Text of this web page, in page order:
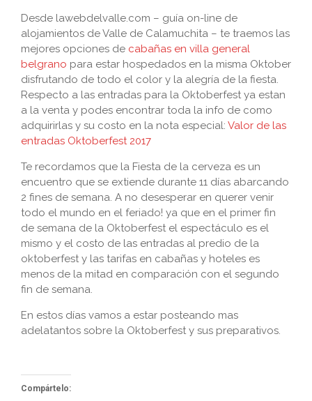
Desde lawebdelvalle.com – guía on-line de
alojamientos de Valle de Calamuchita – te traemos las
mejores opciones de cabañas en villa general
belgrano para estar hospedados en la misma Oktober
disfrutando de todo el color y la alegría de la fiesta.
Respecto a las entradas para la Oktoberfest ya estan
a la venta y podes encontrar toda la info de como
adquirirlas y su costo en la nota especial: Valor de las
entradas Oktoberfest 2017
Te recordamos que la Fiesta de la cerveza es un
encuentro que se extiende durante 11 días abarcando
2 fines de semana. A no desesperar en querer venir
todo el mundo en el feriado! ya que en el primer fin
de semana de la Oktoberfest el espectáculo es el
mismo y el costo de las entradas al predio de la
oktoberfest y las tarifas en cabañas y hoteles es
menos de la mitad en comparación con el segundo
fin de semana.
En estos días vamos a estar posteando mas
adelatantos sobre la Oktoberfest y sus preparativos.
Compártelo: